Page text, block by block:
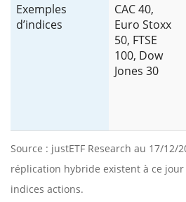
Exemples
d’indices
CAC 40,
Euro Stoxx
50, FTSE
100, Dow
Jones 30
Source : justETF Research au 17/12/
réplication hybride existent à ce
indices actions.